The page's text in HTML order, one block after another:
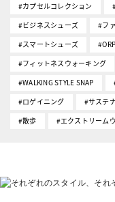
ALL
STORY
STYLE
PEOPLE
#カプセルコレクション
#ビジネスシューズ
#フ
#スマートシューズ
#フィットネスウォーキング
#WALKING STYLE SNAP
#ロゲイニング
#サステ
#散歩
#エクストリーム